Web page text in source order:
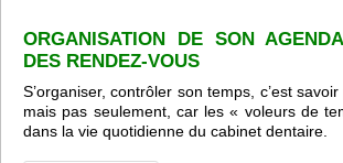
ORGANISATION DE SON
DES RENDEZ-VOUS
S’organiser, contrôler son temps, c’est
mais pas seulement, car les « voleurs de
dans la vie quotidienne du cabinet dentaire.